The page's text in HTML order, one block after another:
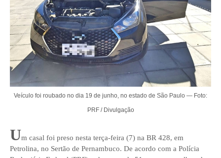
Veículo foi roubado no dia 19 de junho, no estado de São Paulo — Foto:
PRF / Divulgação
Um casal foi preso nesta terça-feira (7) na BR 428, em
Petrolina, no Sertão de Pernambuco. De acordo com a Polícia